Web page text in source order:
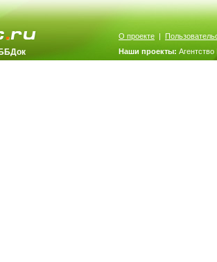
О проекте |
Наши проекты: